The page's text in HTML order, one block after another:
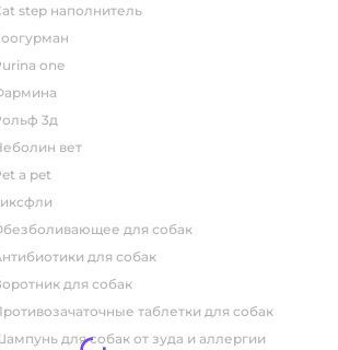
cat step наполнитель
зоогурман
purina one
фармина
рольф 3д
неболин вет
pet a pet
тиксфли
обезболивающее для собак
антибиотики для собак
воротник для собак
противозачаточные таблетки для собак
шампунь для собак от зуда и аллергии